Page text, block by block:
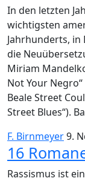
In den letzten
wichtigsten
Jahrhunderts, in
die
Miriam
Not Your
Beale Street
Street Blues“).
F. Birnmeyer9.
16
Rassismus ist